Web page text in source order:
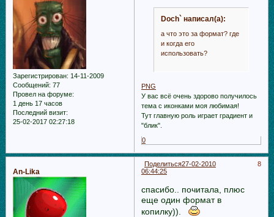
Зарегистрирован: 14-11-2009
Сообщений: 77
Провел на форуме:
1 день 17 часов
Последний визит:
25-02-2017 02:27:18
Doch` написал(а):
а что это за формат? где
и когда его
использовать?
PNG
У вас всё очень здорово получилось
тема с иконками моя любимая!
Тут главную роль играет градиент и
"блик".
0
Поделиться 8
27-02-2010
06:44:25
An-Lika
спасибо.. почитала, плюс
еще один формат в
копилку)).